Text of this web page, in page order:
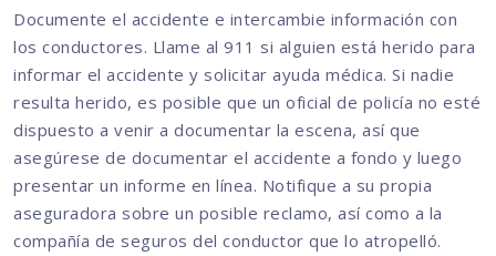
Documente el accidente e intercambie información con
los conductores. Llame al 911 si alguien está herido para
informar el accidente y solicitar ayuda médica. Si nadie
resulta herido, es posible que un oficial de policía no esté
dispuesto a venir a documentar la escena, así que
asegúrese de documentar el accidente a fondo y luego
presentar un informe en línea. Notifique a su propia
aseguradora sobre un posible reclamo, así como a la
compañía de seguros del conductor que lo atropelló.